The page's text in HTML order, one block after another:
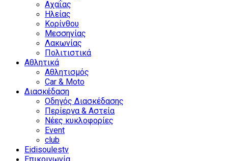
Αχαΐας
Ηλείας
Κορίνθου
Μεσσηνίας
Λακωνίας
Πολιτιστικά
Αθλητικά
Αθλητισμός
Car & Moto
Διασκέδαση
Οδηγός Διασκέδασης
Περίεργα & Αστεία
Νέες κυκλοφορίες
Event
club
Eidisoulestv